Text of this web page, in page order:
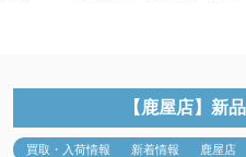
【鹿屋店】新
買取・入荷情報 新着情報 鹿屋店